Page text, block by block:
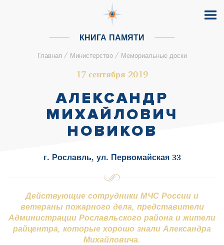
КНИГА ПАМЯТИ
Главная / Министерство / Мемориальные доски
17 сентября 2019
АЛЕКСАНДР
МИХАЙЛОВИЧ
НОВИКОВ
г. Рославль, ул. Первомайская 33
Действующие сотрудники МЧС России и
ветераны пожарного дела, представители
Администрации Рославльского района и жители
райцентра, которые хорошо знали Александра
Михайловича.